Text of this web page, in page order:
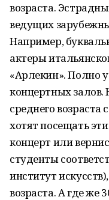
возраста.
ведущих
Например,
актеры
«Арлекин». Полно
концертных залов.
среднего
хотят посещать
концерт или
студенты
институт
возраста. А где же